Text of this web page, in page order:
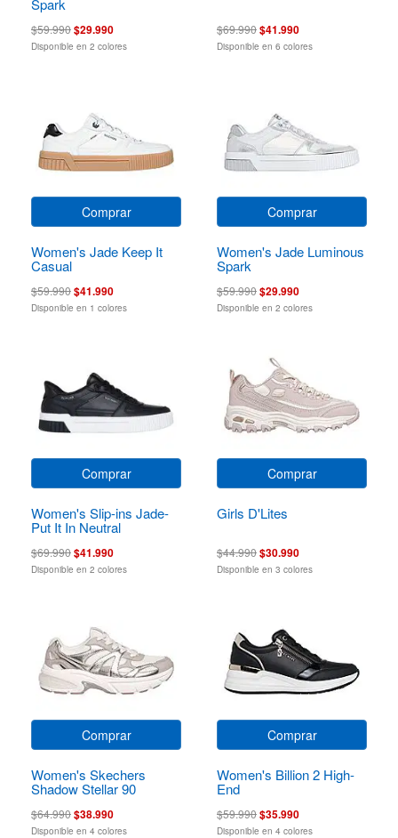
Spark
$59.990$29.990
Disponible en 2 colores
$69.990$41.990
Disponible en 6 colores
Comprar
Women's Jade Keep It
Casual
$59.990$41.990
Disponible en 1 colores
Comprar
Women's Jade Luminous
Spark
$59.990$29.990
Disponible en 2 colores
Comprar
Women's Slip-ins Jade-
Put It In Neutral
$69.990$41.990
Disponible en 2 colores
Comprar
Girls D'Lites
$44.990$30.990
Disponible en 3 colores
Comprar
Women's Skechers
Shadow Stellar 90
$64.990$38.990
Disponible en 4 colores
Comprar
Women's Billion 2 High-
End
$59.990$35.990
Disponible en 4 colores